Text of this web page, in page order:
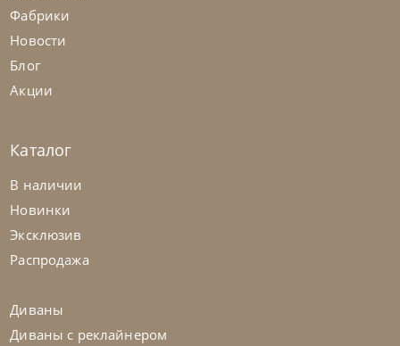
Bontempi
Стол Mirage
Фабрики
Новости
Блог
Акции
Каталог
В наличии
Новинки
Эксклюзив
Распродажа
Диваны
Диваны с реклайнером